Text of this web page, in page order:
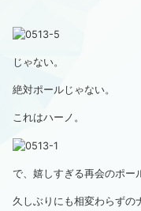
じゃない。
絶対ポールじゃない。
これはハーノ。
で、嬉しすぎる再会のポー
久しぶりにも相変わらずの